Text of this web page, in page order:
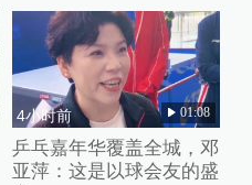
4小时前 01:08
乒乓嘉年华覆盖全城，邓
亚萍：这是以球会友的盛